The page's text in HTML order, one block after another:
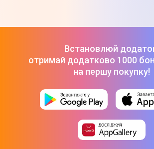
Aвтономність
До 60 км
48В 20А/год
Свинцево-кислотний
Встановлюй
отримай додатково 1000
на першу покупку!